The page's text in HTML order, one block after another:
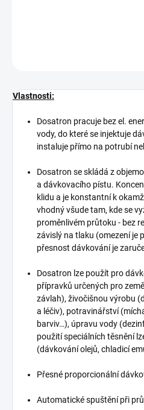
Vlastnosti:
Dosatron pracuje bez el.
vody, do které se injektuje
instaluje přímo na potrubí
Dosatron se skládá z
a dávkovacího pístu.
klidu a je konstantní k
vhodný všude tam, kde se
proměnlivém průtoku - bez
závislý na tlaku (omezení je
přesnost dávkování je
Dosatron lze použít pro
přípravků určených pro
závlah), živočišnou výrobu
a léčiv), potravinářství
barviv…), úpravu vody
použití speciálních těsnění
(dávkování olejů, chladicí
Přesné proporcionální
Automatické spuštění při